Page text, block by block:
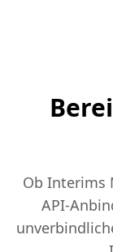
Ob Interims
API-